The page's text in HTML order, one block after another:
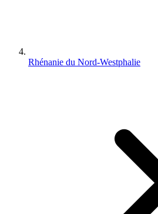
Rhénanie du Nord-Westphalie